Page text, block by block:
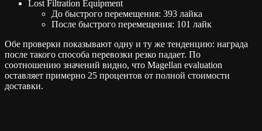
Lost Filtration Equipment
До быстрого перемещения: 393 лайка
После быстрого перемещения: 101 лайк
Обе проверки показывают одну и ту же тенденцию: награда
после такого способа перевозки резко падает. По
соотношению значений видно, что Magellan evaluation
оставляет примерно 25 процентов от полной стоимости
доставки.